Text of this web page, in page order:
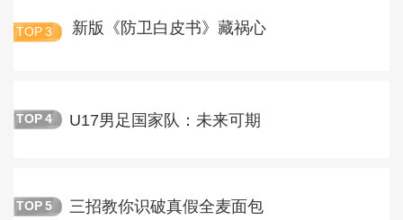
TOP 3 新版《防卫白皮书》藏祸心
TOP 4 U17男足国家队：未来可期
TOP 5 三招教你识破真假全麦面包